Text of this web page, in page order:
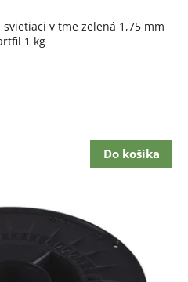
svietiaci v tme zelená 1,75 mm
1 kg
Do košíka